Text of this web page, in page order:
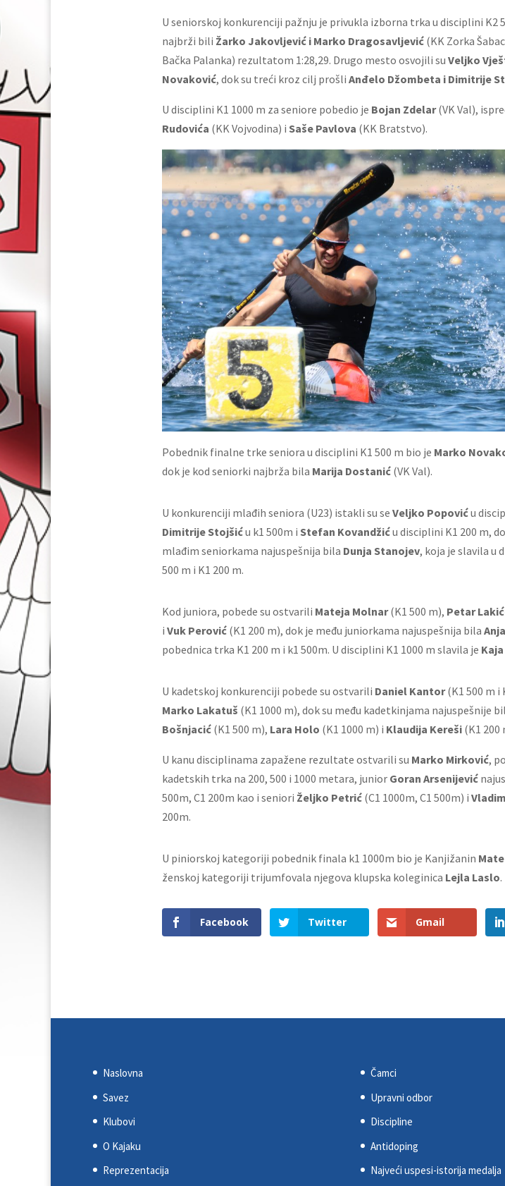
U seniorskoj konkurenciji pažnju je privukla izborna trka u disciplini K2
najbrži bili Žarko Jakovljević i Marko Dragosavljević(KK Zorka
Bačka Palanka) rezultatom 1:28,29. Drugo mesto osvojili su Veljko
Novaković, dok su treći kroz cilj prošli Anđelo Džombeta i Dimitrije
U disciplini K1 1000 m za seniore pobedio je Bojan Zdelar(VK Val),
Rudovića (KK Vojvodina) i Saše Pavlova (KK Bratstvo).
Pobednik finalne trke seniora u disciplini K1 500 m bio je Marko
dok je kod seniorki najbrža bila Marija Dostanić(VK Val).
U konkurenciji mlađih seniora (U23) istakli su se Veljko Popoviću
Dimitrije Stojšiću k1 500m i Stefan Kovandžiću disciplini K1 200 m,
mlađim seniorkama najuspešnija bila Dunja Stanojev, koja je slavila u
500 m i K1 200 m.
Kod juniora, pobede su ostvarili Mateja Molnar(K1 500 m), Petar
i Vuk Perović(K1 200 m), dok je među juniorkama najuspešnija bila
pobednica trka K1 200 m i k1 500m. U disciplini K1 1000 m slavila je
U kadetskoj konkurenciji pobede su ostvarili Daniel Kantor(K1 500 m i
Marko Lakatuš (K1 1000 m), dok su među kadetkinjama najuspešnije
Bošnjacić(K1 500 m), Lara Holo (K1 1000 m) i Klaudija Kereši(K1 200
U kanu disciplinama zapažene rezultate ostvarili su Marko Mirković,
kadetskih trka na 200, 500 i 1000 metara, junior Goran Arsenijević
500m, C1 200m kao i seniori Željko Petrić(C1 1000m, C1 500m) i
200m.
U piniorskoj kategoriji pobednik finala k1 1000m bio je Kanjižanin
ženskoj kategoriji trijumfovala njegova klupska koleginica Lejla Laslo.
Facebook Twitter Gmail
Naslovna
Savez
Klubovi
O Kajaku
Reprezentacija
Čamci
Upravni odbor
Discipline
Antidoping
Najveći uspesi-istorija medalja